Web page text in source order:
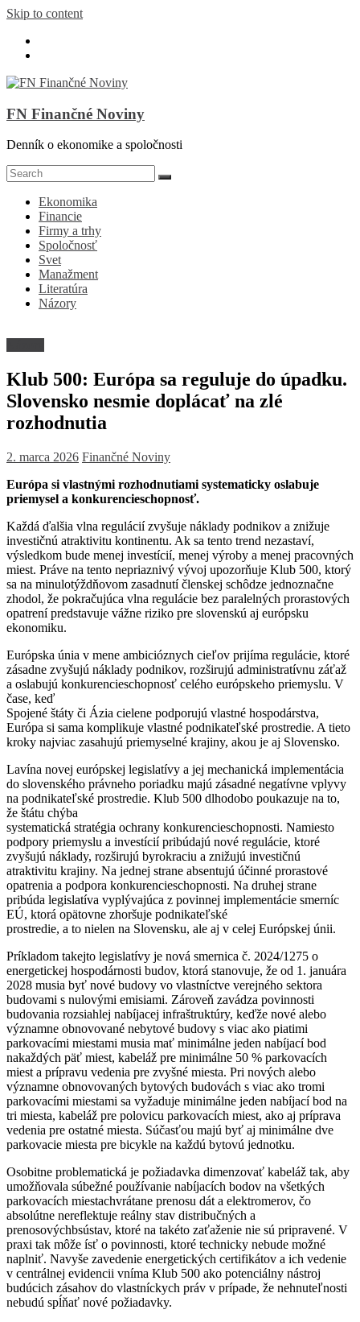
Skip to content
FN Finančné Noviny
Denník o ekonomike a spoločnosti
Ekonomika
Financie
Firmy a trhy
Spoločnosť
Svet
Manažment
Literatúra
Názory
Klub 500: Európa sa reguluje do úpadku.
Slovensko nesmie doplácať na zlé
rozhodnutia
2. marca 2026 Finančné Noviny
Európa si vlastnými rozhodnutiami systematicky oslabuje
priemysel a konkurencieschopnosť.
Každá ďalšia vlna regulácií zvyšuje náklady podnikov a znižuje
investičnú atraktivitu kontinentu. Ak sa tento trend nezastaví,
výsledkom bude menej investícií, menej výroby a menej pracovných
miest. Práve na tento nepriaznivý vývoj upozorňuje Klub 500, ktorý
sa na minulotýždňovom zasadnutí členskej schôdze jednoznačne
zhodol, že pokračujúca vlna regulácie bez paralelných prorastových
opatrení predstavuje vážne riziko pre slovenskú aj európsku
ekonomiku.
Európska únia v mene ambicióznych cieľov prijíma regulácie, ktoré
zásadne zvyšujú náklady podnikov, rozširujú administratívnu záťaž
a oslabujú konkurencieschopnosť celého európskeho priemyslu. V
čase, keď
Spojené štáty či Ázia cielene podporujú vlastné hospodárstva,
Európa si sama komplikuje vlastné podnikateľské prostredie. A tieto
kroky najviac zasahujú priemyselné krajiny, akou je aj Slovensko.
Lavína novej európskej legislatívy a jej mechanická implementácia
do slovenského právneho poriadku majú zásadné negatívne vplyvy
na podnikateľské prostredie. Klub 500 dlhodobo poukazuje na to,
že štátu chýba
systematická stratégia ochrany konkurencieschopnosti. Namiesto
podpory priemyslu a investícií pribúdajú nové regulácie, ktoré
zvyšujú náklady, rozširujú byrokraciu a znižujú investičnú
atraktivitu krajiny. Na jednej strane absentujú účinné prorastové
opatrenia a podpora konkurencieschopnosti. Na druhej strane
pribúda legislatíva vyplývajúca z povinnej implementácie smerníc
EÚ, ktorá opätovne zhoršuje podnikateľské
prostredie, a to nielen na Slovensku, ale aj v celej Európskej únii.
Príkladom takejto legislatívy je nová smernica č. 2024/1275 o
energetickej hospodárnosti budov, ktorá stanovuje, že od 1. januára
2028 musia byť nové budovy vo vlastníctve verejného sektora
budovami s nulovými emisiami. Zároveň zavádza povinnosti
budovania rozsiahlej nabíjacej infraštruktúry, keďže nové alebo
významne obnovované nebytové budovy s viac ako piatimi
parkovacími miestami musia mať minimálne jeden nabíjací bod
nakaždých päť miest, kabeláž pre minimálne 50 % parkovacích
miest a prípravu vedenia pre zvyšné miesta. Pri nových alebo
významne obnovovaných bytových budovách s viac ako tromi
parkovacími miestami sa vyžaduje minimálne jeden nabíjací bod na
tri miesta, kabeláž pre polovicu parkovacích miest, ako aj príprava
vedenia pre ostatné miesta. Súčasťou majú byť aj minimálne dve
parkovacie miesta pre bicykle na každú bytovú jednotku.
Osobitne problematická je požiadavka dimenzovať kabeláž tak, aby
umožňovala súbežné používanie nabíjacích bodov na všetkých
parkovacích miestachvrátane prenosu dát a elektromerov, čo
absolútne nereflektuje reálny stav distribučných a
prenosovýchbsústav, ktoré na takéto zaťaženie nie sú pripravené. V
praxi tak môže ísť o povinnosti, ktoré technicky nebude možné
naplniť. Navyše zavedenie energetických certifikátov a ich vedenie
v centrálnej evidencii vníma Klub 500 ako potenciálny nástroj
budúcich zásahov do vlastníckych práv v prípade, že nehnuteľnosti
nebudú spĺňať nové požiadavky.